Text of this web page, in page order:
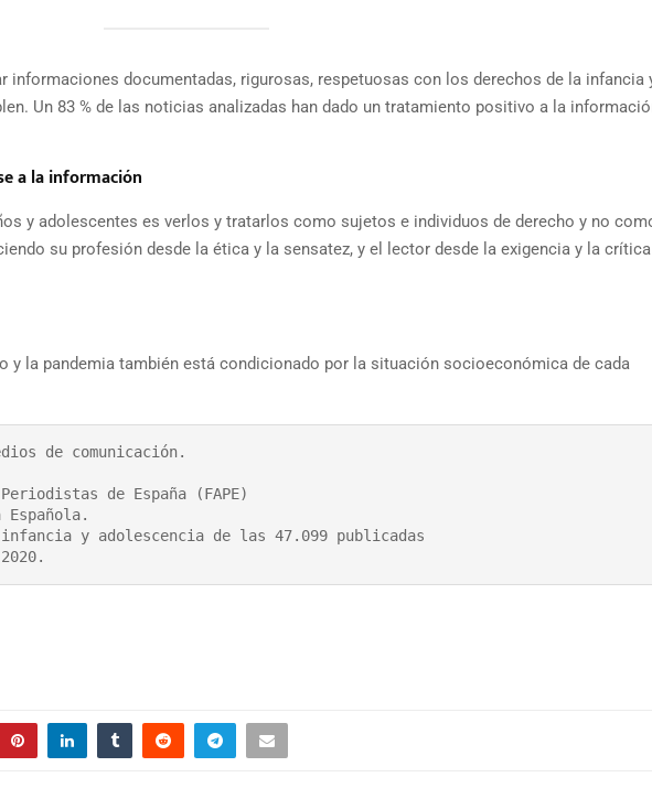
informaciones documentadas, rigurosas, respetuosas con los derechos de la infancia
Un 83 % de las noticias analizadas han dado un tratamiento positivo a la
a la información
y adolescentes es verlos y tratarlos como sujetos e individuos de derecho y no
su profesión desde la ética y la sensatez, y el lector desde la exigencia y la crítica
la pandemia también está condicionado por la situación socioeconómica de cada
de comunicación.
de España (FAPE)
Española.
y adolescencia de las 47.099 publicadas